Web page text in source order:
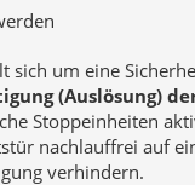
sich um eine
(Auslösung)
Stoppeinheiten
nachlauffrei auf
verhindern.